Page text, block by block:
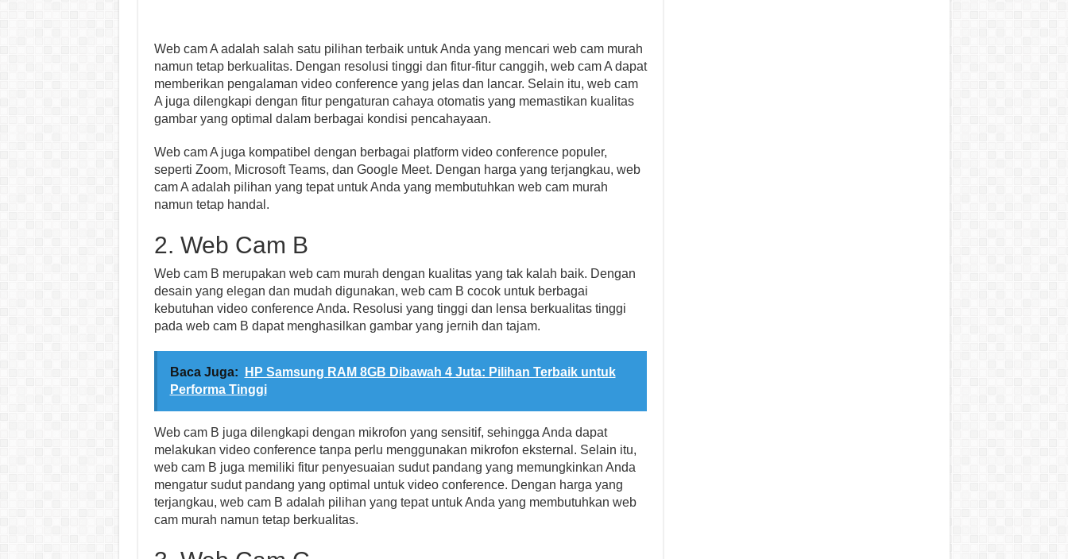
Web cam A adalah salah satu pilihan terbaik untuk Anda yang mencari web cam murah
namun tetap berkualitas. Dengan resolusi tinggi dan fitur-fitur canggih, web cam A dapat
memberikan pengalaman video conference yang jelas dan lancar. Selain itu, web cam
A juga dilengkapi dengan fitur pengaturan cahaya otomatis yang memastikan kualitas
gambar yang optimal dalam berbagai kondisi pencahayaan.
Web cam A juga kompatibel dengan berbagai platform video conference populer,
seperti Zoom, Microsoft Teams, dan Google Meet. Dengan harga yang terjangkau, web
cam A adalah pilihan yang tepat untuk Anda yang membutuhkan web cam murah
namun tetap handal.
2. Web Cam B
Web cam B merupakan web cam murah dengan kualitas yang tak kalah baik. Dengan
desain yang elegan dan mudah digunakan, web cam B cocok untuk berbagai
kebutuhan video conference Anda. Resolusi yang tinggi dan lensa berkualitas tinggi
pada web cam B dapat menghasilkan gambar yang jernih dan tajam.
Baca Juga:
HP Samsung RAM 8GB Dibawah 4 Juta: Pilihan Terbaik untuk
Performa Tinggi
Web cam B juga dilengkapi dengan mikrofon yang sensitif, sehingga Anda dapat
melakukan video conference tanpa perlu menggunakan mikrofon eksternal. Selain itu,
web cam B juga memiliki fitur penyesuaian sudut pandang yang memungkinkan Anda
mengatur sudut pandang yang optimal untuk video conference. Dengan harga yang
terjangkau, web cam B adalah pilihan yang tepat untuk Anda yang membutuhkan web
cam murah namun tetap berkualitas.